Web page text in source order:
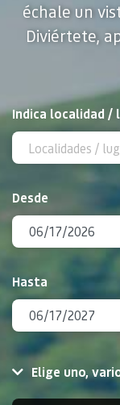
échale un
Diviértete,
BUSCAR
Indica localidad /
Desde
Hasta
Elige uno,